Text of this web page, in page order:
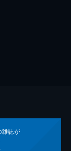
雑誌が